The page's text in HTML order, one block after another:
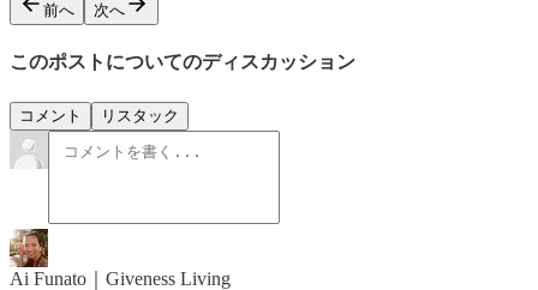
前へ 次へ
このポストについてのディスカッション
コメント リスタック
Ai Funato｜Giveness Living